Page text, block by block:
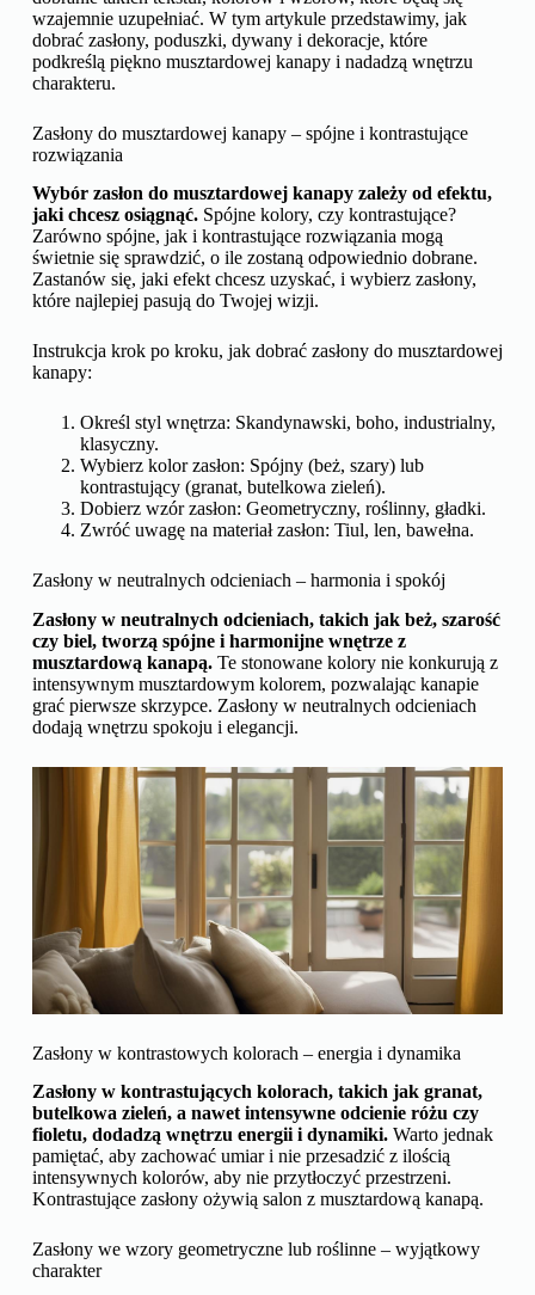
wzajemnie uzupełniać. W tym artykule przedstawimy, jak
dobrać zasłony, poduszki, dywany i dekoracje, które
podkreślą piękno musztardowej kanapy i nadadzą wnętrzu
charakteru.
Zasłony do musztardowej kanapy – spójne i kontrastujące
rozwiązania
Wybór zasłon do musztardowej kanapy zależy od efektu,
jaki chcesz osiągnąć.Spójne kolory, czy kontrastujące?
Zarówno spójne, jak i kontrastujące rozwiązania mogą
świetnie się sprawdzić, o ile zostaną odpowiednio dobrane.
Zastanów się, jaki efekt chcesz uzyskać, i wybierz zasłony,
które najlepiej pasują do Twojej wizji.
Instrukcja krok po kroku, jak dobrać zasłony do musztardowej
kanapy:
Określ styl wnętrza: Skandynawski, boho, industrialny,
klasyczny.
Wybierz kolor zasłon: Spójny (beż, szary) lub
kontrastujący (granat, butelkowa zieleń).
Dobierz wzór zasłon: Geometryczny, roślinny, gładki.
Zwróć uwagę na materiał zasłon: Tiul, len, bawełna.
Zasłony w neutralnych odcieniach – harmonia i spokój
Zasłony w neutralnych odcieniach, takich jak beż, szarość
czy biel, tworzą spójne i harmonijne wnętrze z
musztardową kanapą.Te stonowane kolory nie konkurują z
intensywnym musztardowym kolorem, pozwalając kanapie
grać pierwsze skrzypce. Zasłony w neutralnych odcieniach
dodają wnętrzu spokoju i elegancji.
Zasłony w kontrastowych kolorach – energia i dynamika
Zasłony w kontrastujących kolorach, takich jak granat,
butelkowa zieleń, a nawet intensywne odcienie różu czy
fioletu, dodadzą wnętrzu energii i dynamiki.Warto jednak
pamiętać, aby zachować umiar i nie przesadzić z ilością
intensywnych kolorów, aby nie przytłoczyć przestrzeni.
Kontrastujące zasłony ożywią salon z musztardową kanapą.
Zasłony we wzory geometryczne lub roślinne – wyjątkowy
charakter